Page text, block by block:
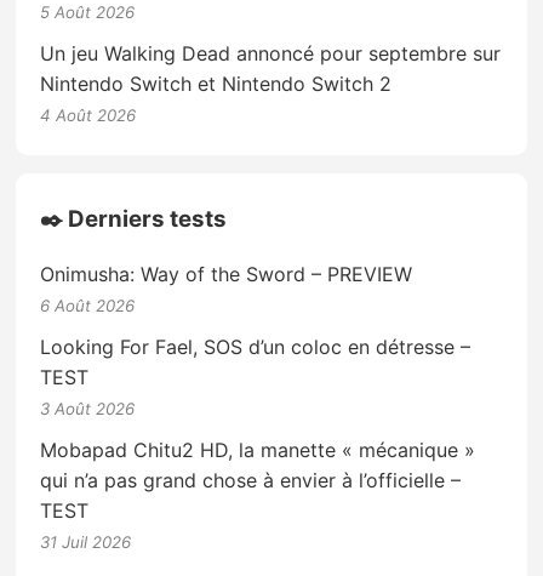
5 Août 2026
Un jeu Walking Dead annoncé pour septembre sur
Nintendo Switch et Nintendo Switch 2
4 Août 2026
✒️ Derniers tests
Onimusha: Way of the Sword – PREVIEW
6 Août 2026
Looking For Fael, SOS d’un coloc en détresse –
TEST
3 Août 2026
Mobapad Chitu2 HD, la manette « mécanique »
qui n’a pas grand chose à envier à l’officielle –
TEST
31 Juil 2026